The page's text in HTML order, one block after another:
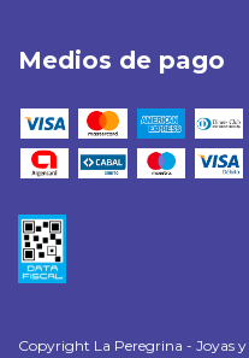
Medios de pago
Copyright La Peregrina - Joyas y